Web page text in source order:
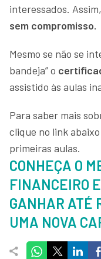
interessados.
sem compromisso.
Mesmo se não se
bandeja” o
assistido às aulas
Para saber mais
clique no link
primeiras aulas.
CONHEÇA O
FINANCEIRO
GANHAR ATÉ
UMA NOVA